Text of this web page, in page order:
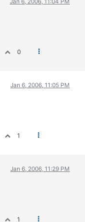
0
Jan 6, 2006, 11:05 PM
1
Jan 6, 2006, 11:29 PM
1